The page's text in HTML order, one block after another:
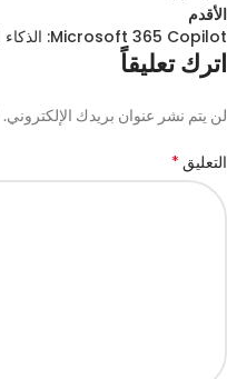
الأقدم
Microsoft 365 Copilot: الذكاء الاصطناعي في متناول جميع مستخدمي الأعمال
اترك تعليقاً
لن يتم نشر عنوان بريدك الإلكتروني.
التعليق *